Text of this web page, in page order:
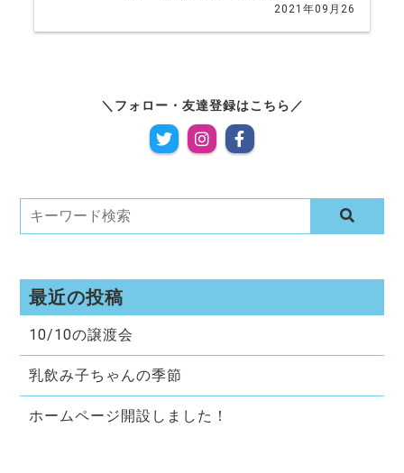
2021年09月26
フォロー・友達登録はこちら
最近の投稿
10/10の譲渡会
乳飲み子ちゃんの季節
ホームページ開設しました！